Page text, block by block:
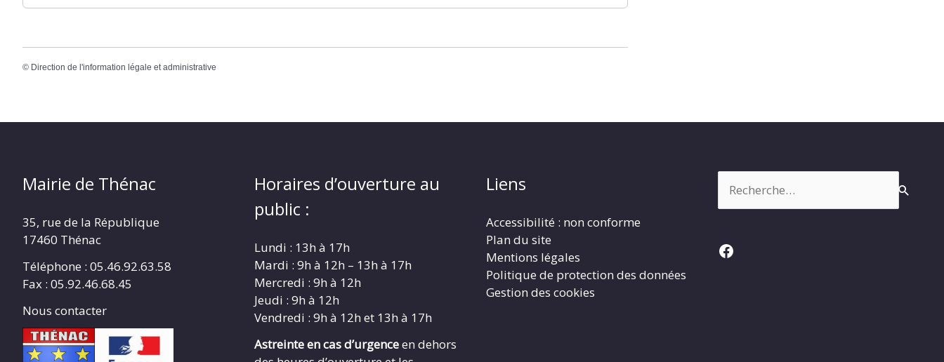
© Direction de l'information légale et administrative
Mairie de Thénac
35, rue de la République
17460 Thénac
Téléphone : 05.46.92.63.58
Fax : 05.92.46.68.45
Nous contacter
Horaires d’ouverture au
public :
Lundi : 13h à 17h
Mardi : 9h à 12h – 13h à 17h
Mercredi : 9h à 12h
Jeudi : 9h à 12h
Vendredi : 9h à 12h et 13h à 17h
Astreinte en cas d’urgenceen dehors
Liens
Accessibilité : non conforme
Plan du site
Mentions légales
Politique de protection des données
Gestion des cookies
Facebook